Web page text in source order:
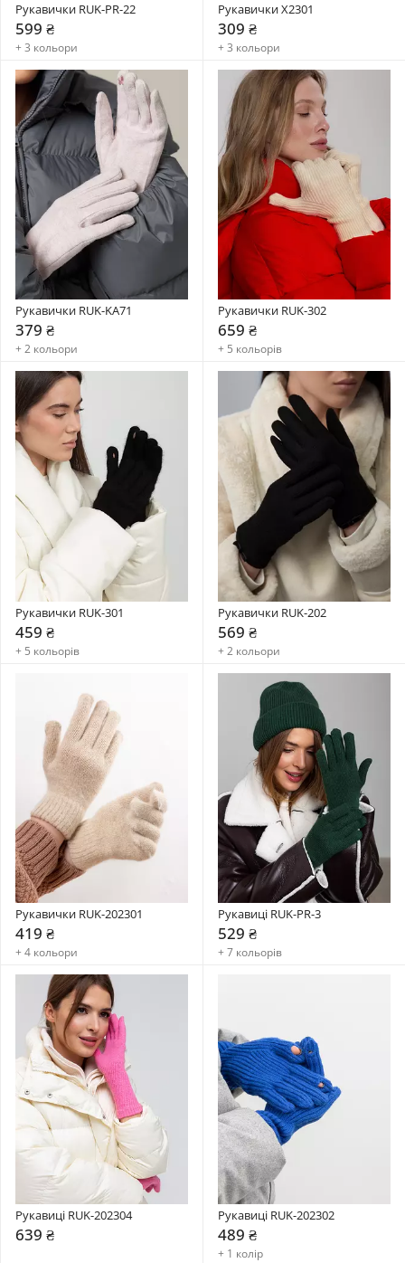
Рукавички RUK-PR-22
599 ₴
+ 3 кольори
Рукавички X2301
309 ₴
+ 3 кольори
Рукавички RUK-KA71
379 ₴
+ 2 кольори
Рукавички RUK-302
659 ₴
+ 5 кольорів
Рукавички RUK-301
459 ₴
+ 5 кольорів
Рукавички RUK-202
569 ₴
+ 2 кольори
Рукавички RUK-202301
419 ₴
+ 4 кольори
Рукавиці RUK-PR-3
529 ₴
+ 7 кольорів
Рукавиці RUK-202304
639 ₴
Рукавиці RUK-202302
489 ₴
+ 1 колір